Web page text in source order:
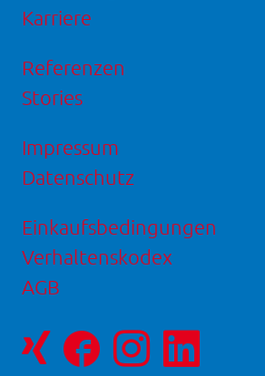
Karriere
Referenzen
Stories
Impressum
Datenschutz
Einkaufsbedingungen
Verhaltenskodex
AGB
Facebookseite
Instagram-LinkedIn